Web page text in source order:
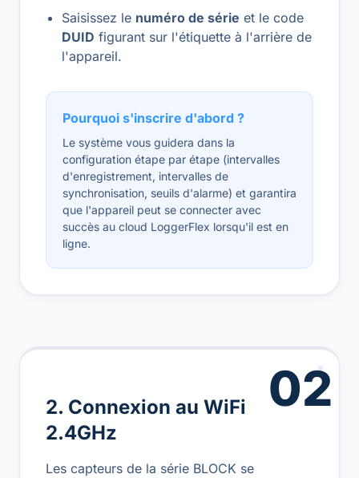
Saisissez le numéro de série et le code
DUID figurant sur l'étiquette à l'arrière de
l'appareil.
Pourquoi s'inscrire d'abord ?
Le système vous guidera dans la
configuration étape par étape (intervalles
d'enregistrement, intervalles de
synchronisation, seuils d'alarme) et garantira
que l'appareil peut se connecter avec
succès au cloud LoggerFlex lorsqu'il est en
ligne.
02
2. Connexion au WiFi
2.4GHz
Les capteurs de la série BLOCK se